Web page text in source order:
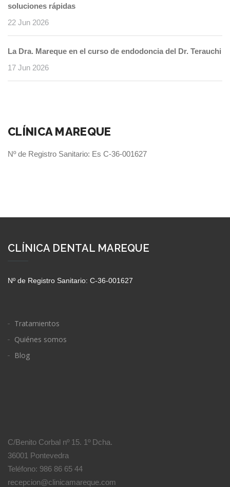
soluciones rápidas
22 Jun 2026
La Dra. Mareque en el curso de endodoncia del Dr. Terauchi
17 Jun 2026
CLÍNICA MAREQUE
Nº de Registro Sanitario: Es C-36-001627
CLÍNICA DENTAL MAREQUE
Nº de Registro Sanitario: C-36-001627
Tratamientos
Quiénes somos
Blog
C/Benito Corbal nº 15. 1º Dcha.
36001 Pontevedra
Teléfono: 986 86 65 44
recepcion@clinicamareque.com